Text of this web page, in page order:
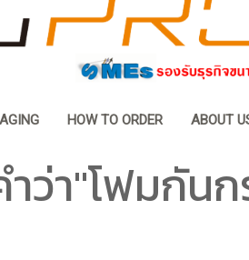
HOW TO ORDER ABOUT
ว่า"โฟมกัน